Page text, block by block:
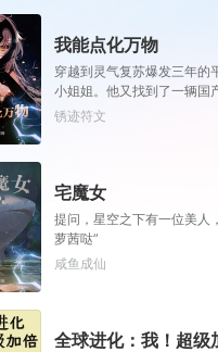
我能点化万物
穿越到灵气复苏爆发三年的
小姐姐。他又找到了一辆国
拥护着成为超级大佬。为什
锈迹符文
宅魔女
提问，星空之下有一位美人
萝茜哒”
咸鱼成仙
全球进化：我！超级